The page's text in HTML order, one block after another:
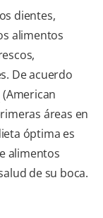
dientes,
alimentos
De acuerdo
(American
áreas en
óptima es
alimentos
de su boca.